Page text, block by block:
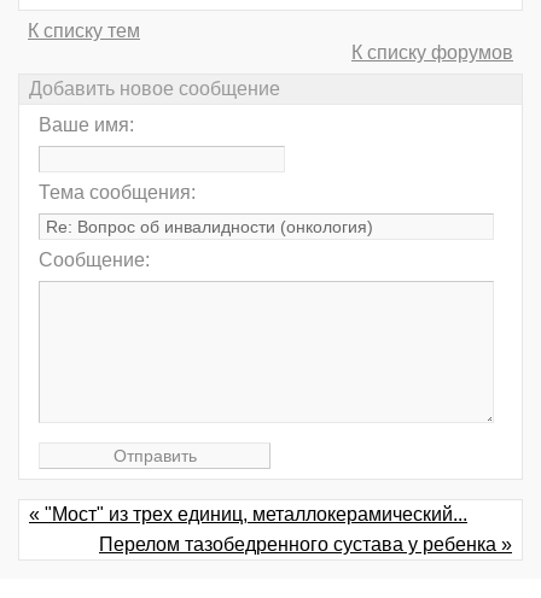
К списку тем
К списку форумов
Добавить новое сообщение
Ваше имя:
Тема сообщения:
Сообщение:
« "Мост" из трех единиц, металлокерамический...
Перелом тазобедренного сустава у ребенка »